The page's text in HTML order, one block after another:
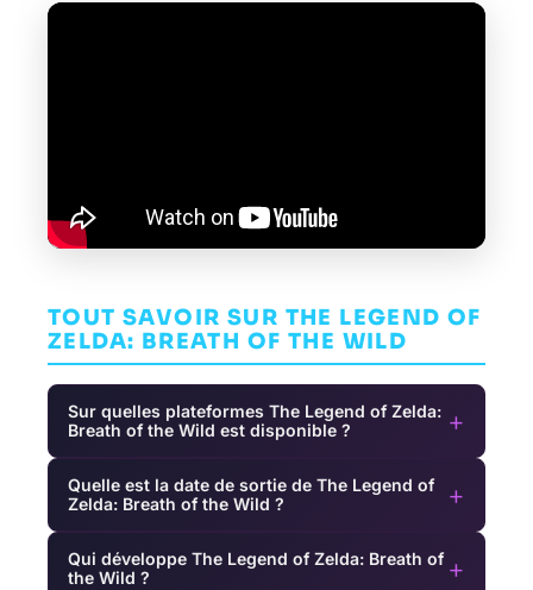
TOUT SAVOIR SUR THE LEGEND OF
ZELDA: BREATH OF THE WILD
Sur quelles plateformes The Legend of Zelda:
Breath of the Wild est disponible ?
+
Quelle est la date de sortie de The Legend of
Zelda: Breath of the Wild ?
+
Qui développe The Legend of Zelda: Breath of
the Wild ?
+